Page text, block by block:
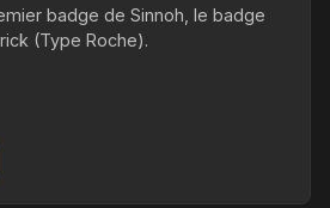
badge de Sinnoh, le badge
(Type Roche).